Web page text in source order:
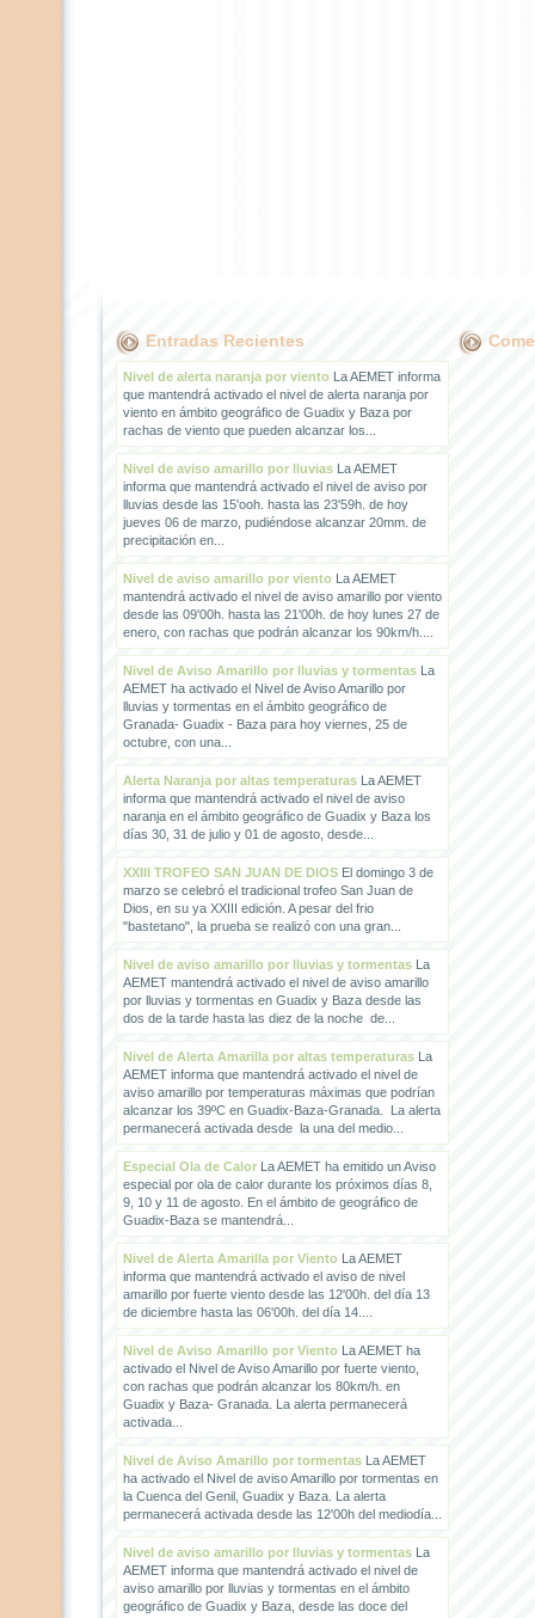
Entradas Recientes
Nivel de alerta naranja por vientoLa AEMET informa
que mantendrá activado el nivel de alerta naranja por
viento en ámbito geográfico de Guadix y Baza por
rachas de viento que pueden alcanzar los...
Nivel de aviso amarillo por lluviasLa AEMET
informa que mantendrá activado el nivel de aviso por
lluvias desde las 15'ooh. hasta las 23'59h. de hoy
jueves 06 de marzo, pudiéndose alcanzar 20mm. de
precipitación en...
Nivel de aviso amarillo por vientoLa AEMET
mantendrá activado el nivel de aviso amarillo por viento
desde las 09'00h. hasta las 21'00h. de hoy lunes 27 de
enero, con rachas que podrán alcanzar los 90km/h....
Nivel de Aviso Amarillo por lluvias y tormentasLa
AEMET ha activado el Nivel de Aviso Amarillo por
lluvias y tormentas en el ámbito geográfico de
Granada- Guadix - Baza para hoy viernes, 25 de
octubre, con una...
Alerta Naranja por altas temperaturasLa AEMET
informa que mantendrá activado el nivel de aviso
naranja en el ámbito geográfico de Guadix y Baza los
días 30, 31 de julio y 01 de agosto, desde...
XXIII TROFEO SAN JUAN DE DIOSEl domingo 3 de
marzo se celebró el tradicional trofeo San Juan de
Dios, en su ya XXIII edición. A pesar del frio
"bastetano", la prueba se realizó con una gran...
Nivel de aviso amarillo por lluvias y tormentasLa
AEMET mantendrá activado el nivel de aviso amarillo
por lluvias y tormentas en Guadix y Baza desde las
dos de la tarde hasta las diez de la noche de...
Nivel de Alerta Amarilla por altas temperaturasLa
AEMET informa que mantendrá activado el nivel de
aviso amarillo por temperaturas máximas que podrían
alcanzar los 39ºC en Guadix-Baza-Granada. La alerta
permanecerá activada desde la una del medio...
Especial Ola de CalorLa AEMET ha emitido un Aviso
especial por ola de calor durante los próximos días 8,
9, 10 y 11 de agosto. En el ámbito de geográfico de
Guadix-Baza se mantendrá...
Nivel de Alerta Amarilla por VientoLa AEMET
informa que mantendrá activado el aviso de nivel
amarillo por fuerte viento desde las 12'00h. del día 13
de diciembre hasta las 06'00h. del día 14....
Nivel de Aviso Amarillo por VientoLa AEMET ha
activado el Nivel de Aviso Amarillo por fuerte viento,
con rachas que podrán alcanzar los 80km/h. en
Guadix y Baza- Granada. La alerta permanecerá
activada...
Nivel de Aviso Amarillo por tormentasLa AEMET
ha activado el Nivel de aviso Amarillo por tormentas en
la Cuenca del Genil, Guadix y Baza. La alerta
permanecerá activada desde las 12'00h del mediodía...
Nivel de aviso amarillo por lluvias y tormentasLa
AEMET informa que mantendrá activado el nivel de
aviso amarillo por lluvias y tormentas en el ámbito
geográfico de Guadix y Baza, desde las doce del